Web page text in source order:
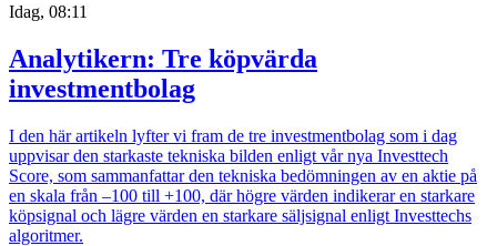
Idag, 08:11
Analytikern: Tre köpvärda
investmentbolag
I den här artikeln lyfter vi fram de tre investmentbolag som i dag
uppvisar den starkaste tekniska bilden enligt vår nya Investtech
Score, som sammanfattar den tekniska bedömningen av en aktie på
en skala från –100 till +100, där högre värden indikerar en starkare
köpsignal och lägre värden en starkare säljsignal enligt Investtechs
algoritmer.